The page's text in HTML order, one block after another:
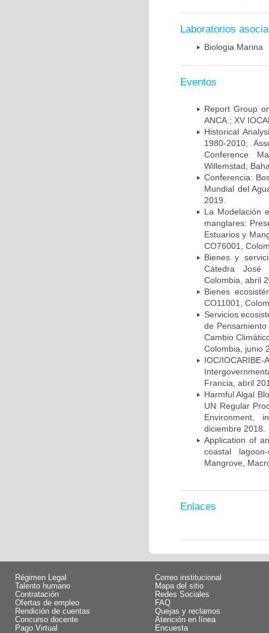
Laboratorios
Biologia Marina
Eventos
Report Group
ANCA.; XV
Historical
1980-2010;
Conference.
Willemstad,
Conferencia:
Mundial del
2019.
La Modelación
manglares:
Estuarios y
CO76001,
Bienes y
Cátedra José
Colombia, abril
Bienes
CO11001,
Servicios
de
Cambio
Colombia, junio
IOC/
Francia, abril
Harmful Algal
UN Regular
Environment,
diciembre 2018.
Application of
coastal
Mangrove,
Enlaces
Régimen Legal
Talento humano
Contratación
Ofertas de empleo
Rendición de cuentas
Concurso docente
Pago Virtual
Correo institucional
Mapa del sitio
Redes Sociales
FAQ
Quejas y reclamos
Atención en línea
Encuesta